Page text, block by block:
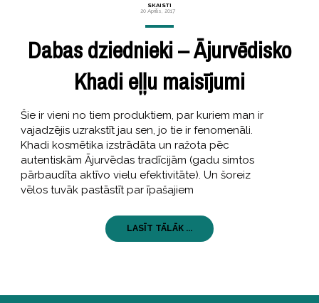
SKAISTI
20 Aprīlis, 2017
Dabas dziednieki – Ājurvēdisko
Khadi eļļu maisījumi
Šie ir vieni no tiem produktiem, par kuriem man ir
vajadzējis uzrakstīt jau sen, jo tie ir fenomenāli.
Khadi kosmētika izstrādāta un ražota pēc
autentiskām Ājurvēdas tradīcijām (gadu simtos
pārbaudīta aktīvo vielu efektivitāte). Un šoreiz
vēlos tuvāk pastāstīt par īpašajiem
LASĪT TĀLĀK ...